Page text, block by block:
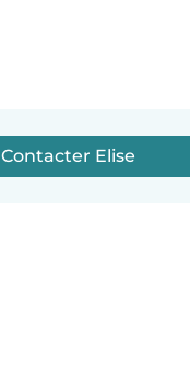
Contacter Elise